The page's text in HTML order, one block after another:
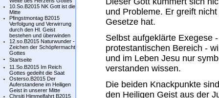
10.So.B2015 NK Gott ist die
Mitte
Pfingstmontag B2015
Verfolgung und Verwirrung
durch den Hl. Geist
bestehen und überwinden
12.so.B2015 Naturwunder -
Zeichen der Schöpfermacht
Gottes
Startseite
11.So.B2015 Im Reich
Gottes gedeiht die Saat
Osterso.B2015 Der
Auferstandene im Heiligen
Geist in unserer Mitte
Chrsiti Himmelfahrt B2015
und Probleme. Er greift
Gesetze hat.
Selbst aufgeklärte Exegese
protestantischen Bereich -
und im Leben Jesu nur
verstanden wissen.
Die beiden Knackpunkte
den Heiligen Geist aus der